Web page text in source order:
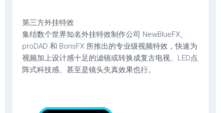
第三方外挂特效
集结数个世界知名外挂特效制作公司 NewBlueFX、
proDAD 和 BorisFX 所推出的专业级视频特效，快速为
视频加上设计感十足的滤镜或转换成复古电视、LED点
阵式科技感、甚至是镜头失真效果也行。